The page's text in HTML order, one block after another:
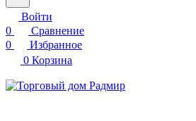
Войти
0
Сравнение
0
Избранное
0 Корзина